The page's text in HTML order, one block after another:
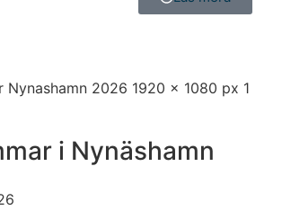
i Nynäshamn